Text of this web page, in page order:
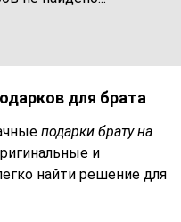
для брата
подарки брату на
и
найти решение для